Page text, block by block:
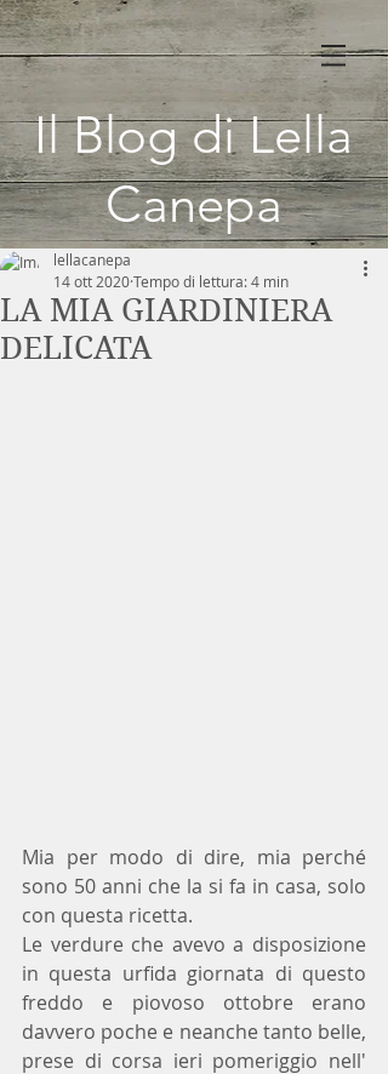
Il Blog di Lella
Canepa
LA MIA GIARDINIERA
DELICATA
lellacanepa
14 ott 2020Tempo di lettura: 4 min
Mia per modo di dire, mia perché
sono 50 anni che la si fa in casa, solo
con questa ricetta.
Le verdure che avevo a disposizione
in questa urfida giornata di questo
freddo e piovoso ottobre erano
davvero poche e neanche tanto belle,